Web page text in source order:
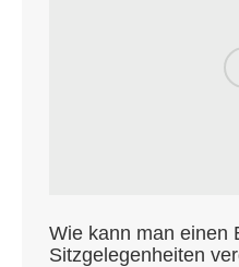
Wie kann man einen
Sitzgelegenheiten